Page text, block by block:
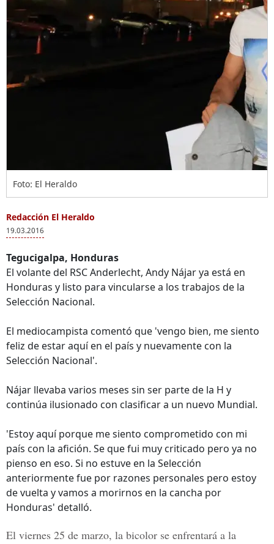
Foto: El Heraldo
Redacción El Heraldo
19.03.2016
Tegucigalpa, Honduras
El volante del RSC Anderlecht, Andy Nájar ya está en
Honduras y listo para vincularse a los trabajos de la
Selección Nacional.
El mediocampista comentó que 'vengo bien, me siento
feliz de estar aquí en el país y nuevamente con la
Selección Nacional'.
Nájar llevaba varios meses sin ser parte de la H y
continúa ilusionado con clasificar a un nuevo Mundial.
'Estoy aquí porque me siento comprometido con mi
país con la afición. Se que fui muy criticado pero ya no
pienso en eso. Si no estuve en la Selección
anteriormente fue por razones personales pero estoy
de vuelta y vamos a morirnos en la cancha por
Honduras' detalló.
El viernes 25 de marzo, la bicolor se enfrentará a la